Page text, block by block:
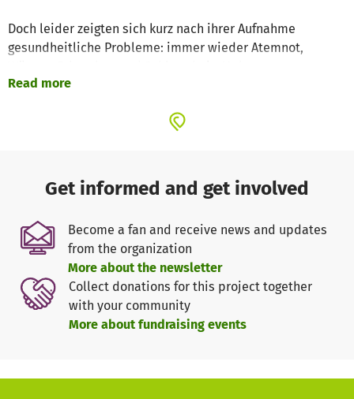
Doch leider zeigten sich kurz nach ihrer Aufnahme
gesundheitliche Probleme: immer wieder Atemnot,
Tierarztbesuche folgten. Der Verdacht auf eine
werden. Doch die Beschwerden blieben. Schonkost und
Jetzt haben wir eine Diagnose: Chronische Magen-Darm-
Entzündung. Die Kosten für die Untersuchungen - Blutbild,
Ultraschall, Endoskopie - belaufen sich mittlerweile auf
700 €. Damit Milka beschwerdefrei leben kann, braucht sie
dauerhaft spezielles Diätfutter. Die Kosten liegen bei 120
€ im Monat. Alles zusammen für unser Tierheim eine
"Hausnummer" - aber für Milka die Chance auf ein
gesundes Leben.
Read more
Get informed and get involved
Become a fan and receive news and updates
from the organization
More about the newsletter
Collect donations for this project together
with your community
More about fundraising events